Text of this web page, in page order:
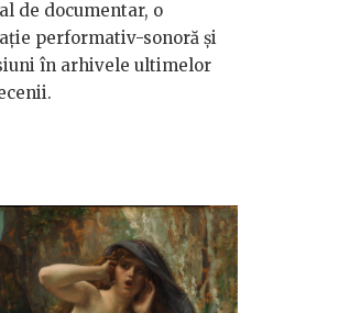
de documentar, o
performativ-sonoră și
în arhivele ultimelor